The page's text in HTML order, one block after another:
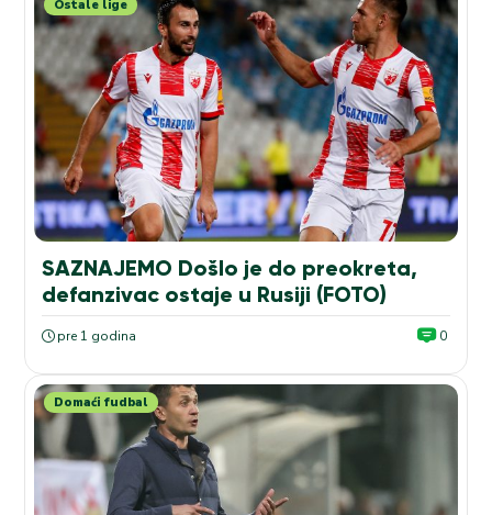
Ostale lige
SAZNAJEMO Došlo je do preokreta,
defanzivac ostaje u Rusiji (FOTO)
pre 1 godina 0
Domaći fudbal